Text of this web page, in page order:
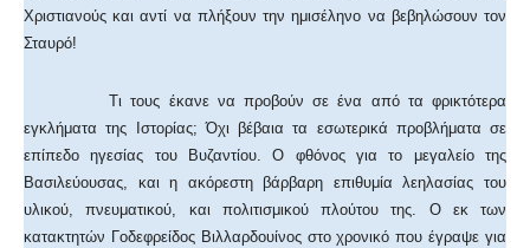
Χριστιανούς και αντί να πλήξουν την ημισέληνο να βεβηλώσουν τον
Σταυρό!
Τι τους έκανε να προβούν σε ένα από τα φρικτότερα
εγκλήματα της Ιστορίας; Όχι βέβαια τα εσωτερικά προβλήματα σε
επίπεδο ηγεσίας του Βυζαντίου. Ο φθόνος για το μεγαλείο της
Βασιλεύουσας, και η ακόρεστη βάρβαρη επιθυμία λεηλασίας του
υλικού, πνευματικού, και πολιτισμικού πλούτου της. Ο εκ των
κατακτητών Γοδεφρείδος Βιλλαρδουίνος στο χρονικό που έγραψε για